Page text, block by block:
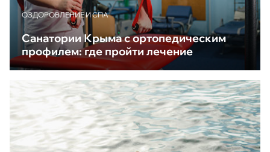
ОЗДОРОВЛЕНИЕ И СПА
Санатории Крыма с ортопедическим
профилем: где пройти лечение